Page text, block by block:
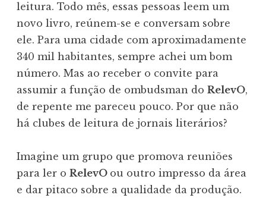
leitura. Todo mês, essas pessoas leem um
novo livro, reúnem-se e conversam sobre
ele. Para uma cidade com aproximadamente
340 mil habitantes, sempre achei um bom
número. Mas ao receber o convite para
assumir a função de ombudsman do RelevO,
de repente me pareceu pouco. Por que não
há clubes de leitura de jornais literários?
Imagine um grupo que promova reuniões
para ler o RelevO ou outro impresso da área
e dar pitaco sobre a qualidade da produção.